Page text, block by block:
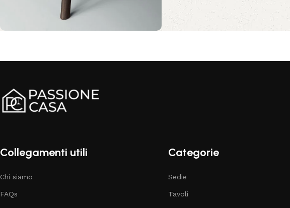
Acquista ora
Collegamenti utili
Chi siamo
FAQs
Categorie
Sedie
Tavoli